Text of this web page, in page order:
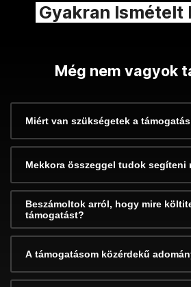
Gyakran Ismételt
Még nem vagyok
Miért van szükségetek a
Mekkora összeggel tudok segíteni
Beszámoltok arról, hogy mire
támogatást?
A támogatásom közérdekű